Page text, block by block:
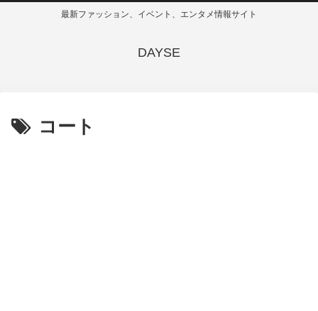
最新ファッション、イベント、エンタメ情報サイト
DAYSE
コート